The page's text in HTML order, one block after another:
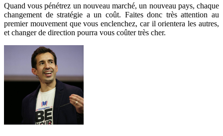
Quand vous pénétrez un nouveau marché, un nouveau pays, chaque
changement de stratégie a un coût. Faites donc très attention au
premier mouvement que vous enclenchez, car il orientera les autres,
et changer de direction pourra vous coûter très cher.